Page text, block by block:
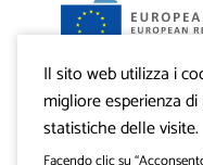
Progetto VisitKras.
Repubblica di Slovenia e dal
regionale dell’Unione Europea.
Il sito web utilizza i
migliore esperienza
statistiche delle visite.